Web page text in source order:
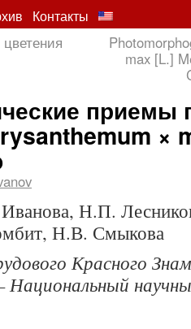
Контакты
max [L.]
приемы
×
Н.П.
Н.В. Смыкова
Красного
Национальный